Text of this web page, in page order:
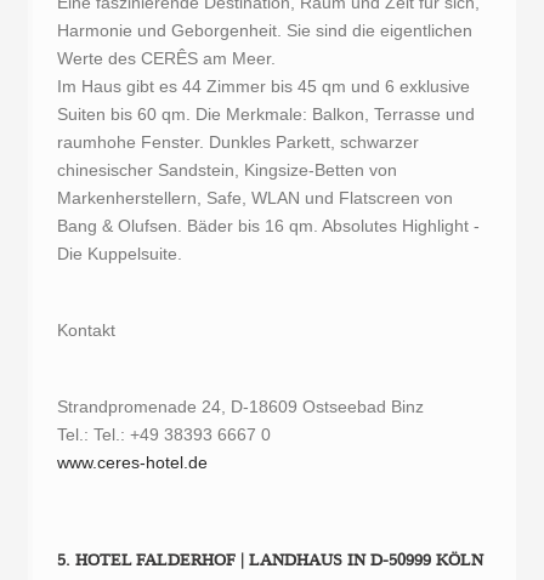
Harmonie und Geborgenheit. Sie sind die eigentlichen
Werte des CERÊS am Meer.
Im Haus gibt es 44 Zimmer bis 45 qm und 6 exklusive
Suiten bis 60 qm. Die Merkmale: Balkon, Terrasse und
raumhohe Fenster. Dunkles Parkett, schwarzer
chinesischer Sandstein, Kingsize-Betten von
Markenherstellern, Safe, WLAN und Flatscreen von
Bang & Olufsen. Bäder bis 16 qm. Absolutes Highlight -
Die Kuppelsuite.
Kontakt
Strandpromenade 24, D-18609 Ostseebad Binz
Tel.: Tel.: +49 38393 6667 0
www.ceres-hotel.de
5. HOTEL FALDERHOF | LANDHAUS IN D-50999 KÖLN